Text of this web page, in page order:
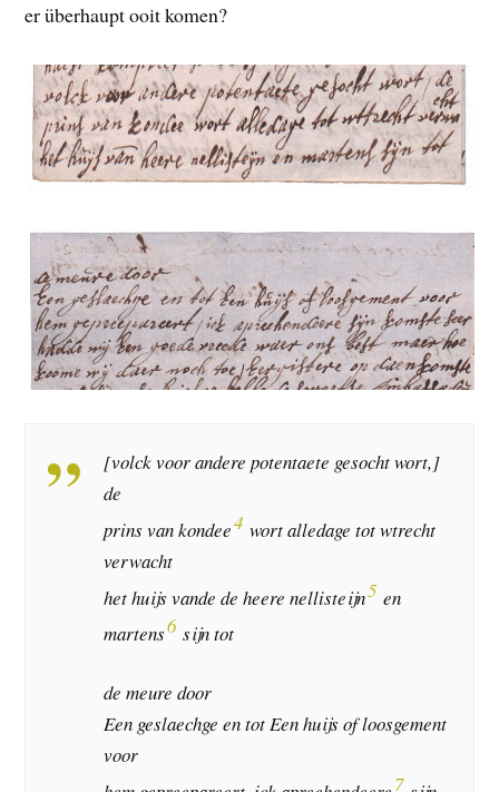
er überhaupt ooit komen?
[volck voor andere potentaete gesocht wort,]
de
prins van kondee4 wort alledage tot wtrecht
verwacht
het huijs vande de heere nellisteijn5 en
martens6 sijn tot
de meure door
Een geslaechge en tot Een huijs of loosgement
voor
7